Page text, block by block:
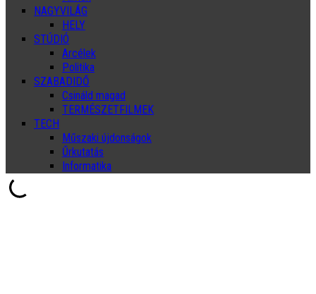
NAGYVILÁG
HELY
STÚDIÓ
Arcélek
Politika
SZABADIDŐ
Csináld magad
TERMÉSZETFILMEK
TECH
Műszaki újdonságok
Űrkutatás
Informatika